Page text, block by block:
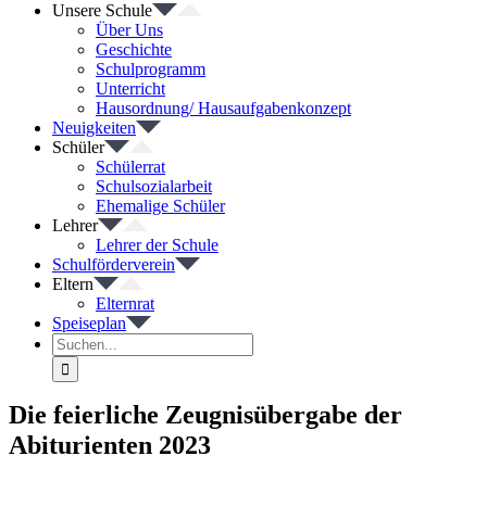
Unsere Schule
Über Uns
Geschichte
Schulprogramm
Unterricht
Hausordnung/ Hausaufgabenkonzept
Neuigkeiten
Schüler
Schülerrat
Schulsozialarbeit
Ehemalige Schüler
Lehrer
Lehrer der Schule
Schulförderverein
Eltern
Elternrat
Speiseplan
Suche
nach:
Die feierliche Zeugnisübergabe der
Abiturienten 2023